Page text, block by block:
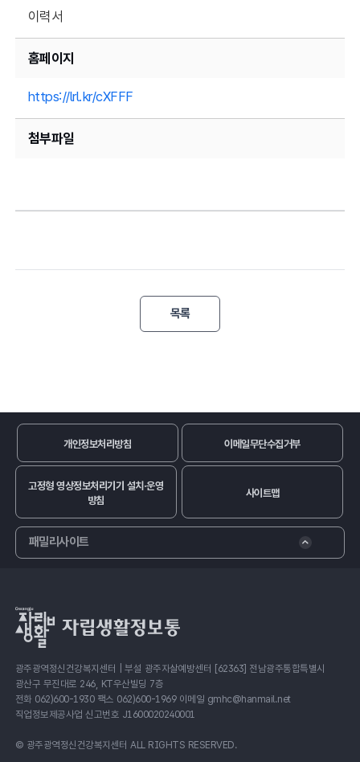
이력서
홈페이지
https://lrl.kr/cXFFF
첨부파일
목록
개인정보처리방침 이메일무단수집거부
고정형 영상정보처리기기 설치·운영
방침
사이트맵
패밀리사이트
광주광역정신건강복지센터 | 부설 광주자살예방센터 [62363] 전남광주통합특별시
광산구 무진대로 246, KT우산빌딩 7층
전화 062)600-1930 팩스 062)600-1969 이메일 gmhc@hanmail.net
직업정보제공사업 신고번호 J1600020240001
© 광주광역정신건강복지센터 ALL RIGHTS RESERVED.